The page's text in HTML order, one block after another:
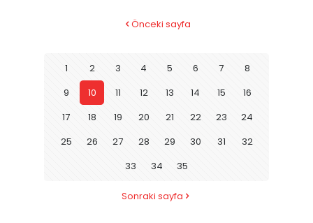
Önceki sayfa
1 2 3 4 5 6 7
8
9
10 11 12 13 14 15
16
17
18 19 20 21 22 23
24
25
26 27 28 29 30 31
32
33
34 35
Sonraki sayfa